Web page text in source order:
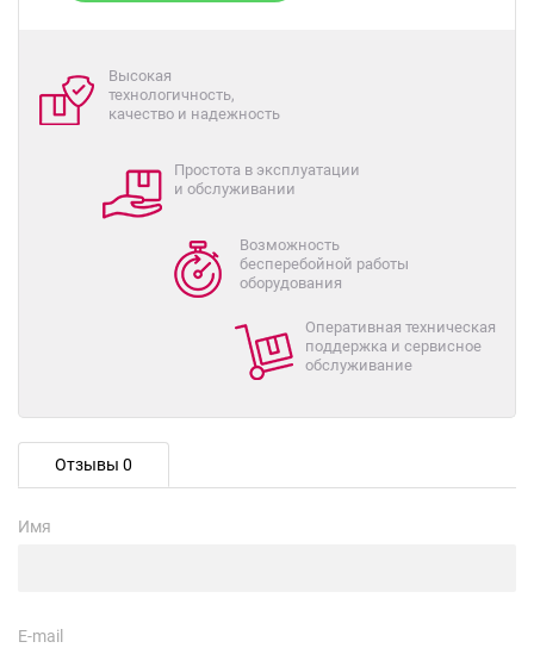
Высокая
технологичность,
качество и надежность
Простота в эксплуатации
и обслуживании
Возможность
бесперебойной работы
оборудования
Оперативная техническая
поддержка и сервисное
обслуживание
Отзывы 0
Имя
E-mail